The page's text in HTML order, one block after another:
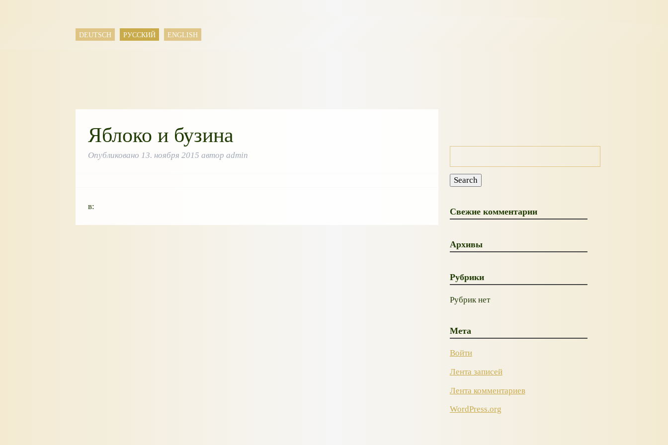
DEUTSCH РУССКИЙ ENGLISH
Яблоко и бузина
Опубликовано 13. ноября 2015 автор admin
в:
Search
Свежие комментарии
Архивы
Рубрики
Рубрик нет
Мета
Войти
Лента записей
Лента комментариев
WordPress.org